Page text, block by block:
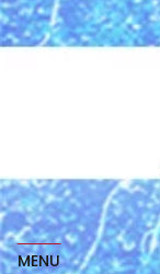
MENU